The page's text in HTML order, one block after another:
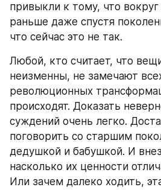
привыкли к тому, что вокруг
раньше даже спустя
что сейчас это не так.
Любой, кто считает, что
неизменны, не замечают
революционных
происходят. Доказать
суждений очень легко.
поговорить со старшим
дедушкой и бабушкой. И
насколько их ценности
Или зачем далеко ходить,